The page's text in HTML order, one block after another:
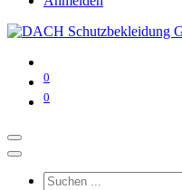
0
0